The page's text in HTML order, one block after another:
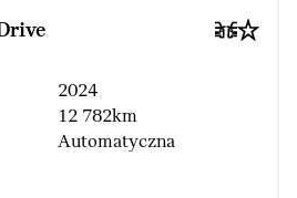
2024
12 782km
Automatyczna